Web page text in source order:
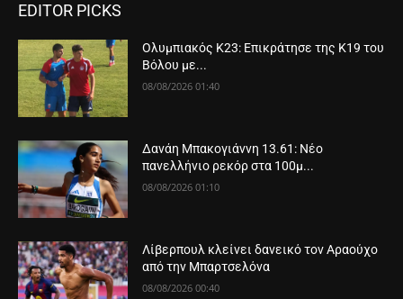
EDITOR PICKS
Ολυμπιακός Κ23: Επικράτησε της Κ19 του
Βόλου με...
08/08/2026 01:40
Δανάη Μπακογιάννη 13.61: Νέο
πανελλήνιο ρεκόρ στα 100μ...
08/08/2026 01:10
Λίβερπουλ κλείνει δανεικό τον Αραούχο
από την Μπαρτσελόνα
08/08/2026 00:40